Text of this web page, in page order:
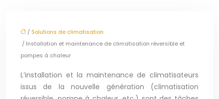
/ Solutions de climatisation
/ Installation et maintenance de climatisation réversible et
pompes à chaleur
L’installation et la maintenance de climatisateurs
issus de la nouvelle génération (climatisation